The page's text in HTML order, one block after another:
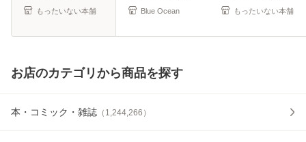
もったいない本舗 Blue Ocean もったいない本舗
お店のカテゴリから商品を探す
本・コミック・雑誌 （ 1,244,266 ）